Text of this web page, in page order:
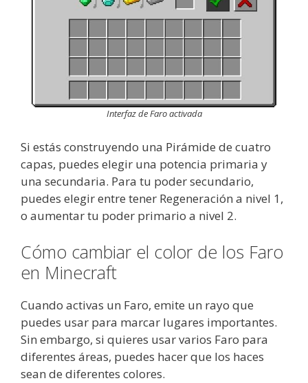
Interfaz de Faro activada
Si estás construyendo una Pirámide de cuatro
capas, puedes elegir una potencia primaria y
una secundaria. Para tu poder secundario,
puedes elegir entre tener Regeneración a nivel 1,
o aumentar tu poder primario a nivel 2.
Cómo cambiar el color de los Faro
en Minecraft
Cuando activas un Faro, emite un rayo que
puedes usar para marcar lugares importantes.
Sin embargo, si quieres usar varios Faro para
diferentes áreas, puedes hacer que los haces
sean de diferentes colores.